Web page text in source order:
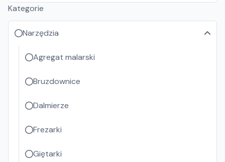
Kategorie
Narzędzia
Agregat malarski
Bruzdownice
Dalmierze
Frezarki
Giętarki